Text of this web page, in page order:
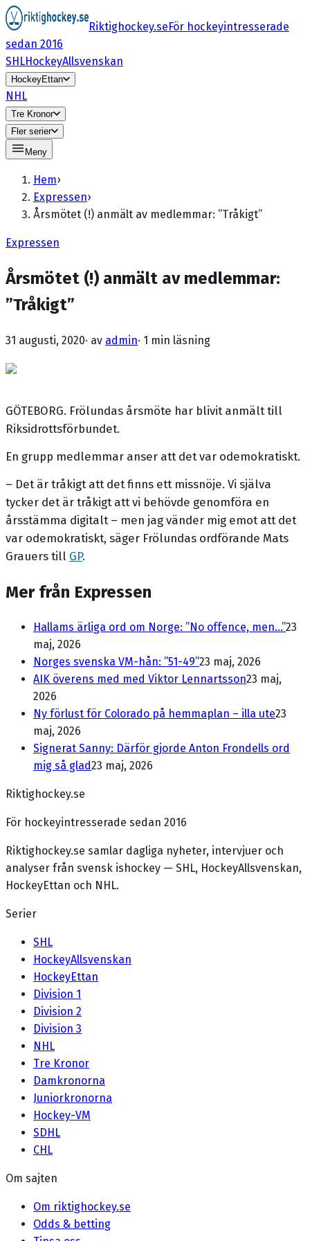
Riktighockey.seFör hockeyintresserade
sedan 2016
SHLHockeyAllsvenskan
HockeyEttan
NHL
Tre Kronor
Fler serier
Meny
Hem›
Expressen›
Årsmötet (!) anmält av medlemmar: ”Tråkigt”
Expressen
Årsmötet (!) anmält av medlemmar:
”Tråkigt”
31 augusti, 2020· av admin· 1 min läsning
GÖTEBORG. Frölundas årsmöte har blivit anmält till
Riksidrottsförbundet.
En grupp medlemmar anser att det var odemokratiskt.
– Det är tråkigt att det finns ett missnöje. Vi själva
tycker det är tråkigt att vi behövde genomföra en
årsstämma digitalt – men jag vänder mig emot att det
var odemokratiskt, säger Frölundas ordförande Mats
Grauers till GP.
Mer från Expressen
Hallams ärliga ord om Norge: ”No offence, men...”23
maj, 2026
Norges svenska VM-hån: ”51-49”23 maj, 2026
AIK överens med med Viktor Lennartsson23 maj,
2026
Ny förlust för Colorado på hemmaplan – illa ute23
maj, 2026
Signerat Sanny: Därför gjorde Anton Frondells ord
mig så glad23 maj, 2026
Riktighockey.se
För hockeyintresserade sedan 2016
Riktighockey.se samlar dagliga nyheter, intervjuer och
analyser från svensk ishockey — SHL, HockeyAllsvenskan,
HockeyEttan och NHL.
Serier
SHL
HockeyAllsvenskan
HockeyEttan
Division 1
Division 2
Division 3
NHL
Tre Kronor
Damkronorna
Juniorkronorna
Hockey-VM
SDHL
CHL
Om sajten
Om riktighockey.se
Odds & betting